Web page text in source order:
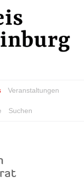
Veranstaltungen
Suchen